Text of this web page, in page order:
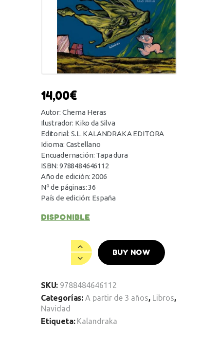
14,00€
Autor: Chema Heras
Ilustrador: Kiko da Silva
Editorial: S.L. KALANDRAKA EDITORA
Idioma: Castellano
Encuadernación: Tapa dura
ISBN: 9788484646112
Año de edición: 2006
Nº de páginas: 36
País de edición: España
DISPONIBLE
BUY NOW
SKU: 9788484646112
Categorías: A partir de 3 años, Libros,
Navidad
Etiqueta: Kalandraka